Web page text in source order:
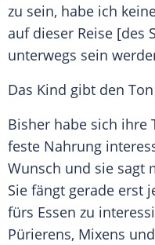
zu sein, habe ich
auf dieser Reise [des
unterwegs sein
Das Kind gibt den
Bisher habe sich ihre
feste Nahrung
Wunsch und sie sagt
Sie fängt gerade erst
fürs Essen zu
Pürierens, Mixens